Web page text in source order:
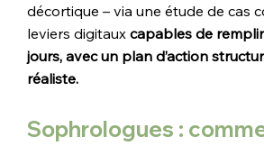
décortique – via une étude de cas
leviers digitaux capables de
jours, avec un plan d’action
réaliste.
Sophrologues :